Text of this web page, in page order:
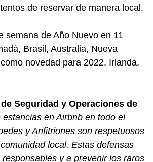
de reservar de manera local.
semana de Año Nuevo en 11
Brasil, Australia, Nueva
novedad para 2022, Irlanda,
Seguridad y Operaciones de
en Airbnb en todo el
y Anfitriones son respetuosos
local. Estas defensas
y a prevenir los raros